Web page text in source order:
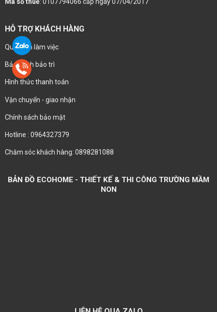
HỖ TRỢ KHÁCH HÀNG
Quy trình làm việc
Bảo hành bảo trì
Hình thức thanh toán
Vận chuyển - giao nhận
Chính sách bảo mật
Hotline : 0964327379
Chăm sóc khách hàng: 0898281088
BẢN ĐỒ ECOHOME - THIẾT KẾ & THI CÔNG TRƯỜNG MẦM
NON